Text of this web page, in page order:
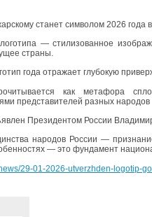
станет символом 2026 года
— стилизованное
страны.
года отражает глубокую
как метафора
представителей разных
Президентом России
народов России —
— это фундамент
29-01-2026-utverzhden-logotip-